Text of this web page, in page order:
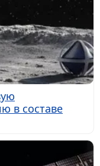
в составе